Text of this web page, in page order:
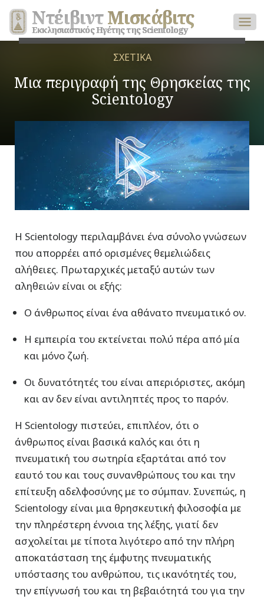
ΝτέιβιντΜισκάβιτς
Εκκλησιαστικός Ηγέτης της Scientology
ΣΧΕΤΙΚΑ
Μια περιγραφή της Θρησκείας της
Scientology
Η Scientology περιλαμβάνει ένα σύνολο γνώσεων
που απορρέει από ορισμένες θεμελιώδεις
αλήθειες. Πρωταρχικές μεταξύ αυτών των
αληθειών είναι οι εξής:
Ο άνθρωπος είναι ένα αθάνατο πνευματικό ον.
Η εμπειρία του εκτείνεται πολύ πέρα από μία
και μόνο ζωή.
Οι δυνατότητές του είναι απεριόριστες, ακόμη
και αν δεν είναι αντιληπτές προς το παρόν.
Η Scientology πιστεύει, επιπλέον, ότι ο
άνθρωπος είναι βασικά καλός και ότι η
πνευματική του σωτηρία εξαρτάται από τον
εαυτό του και τους συνανθρώπους του και την
επίτευξη αδελφοσύνης με το σύμπαν. Συνεπώς, η
Scientology είναι μια θρησκευτική φιλοσοφία με
την πληρέστερη έννοια της λέξης, γιατί δεν
ασχολείται με τίποτα λιγότερο από την πλήρη
αποκατάσταση της έμφυτης πνευματικής
υπόστασης του ανθρώπου, τις ικανότητές του,
την επίγνωσή του και τη βεβαιότητά του για την